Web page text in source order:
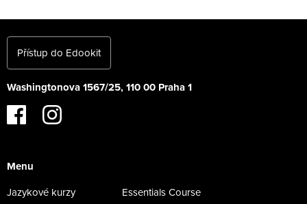
Přístup do Edookit
Washingtonova 1567/25, 110 00 Praha 1
Menu
Jazykové kurzy
Essentials Course